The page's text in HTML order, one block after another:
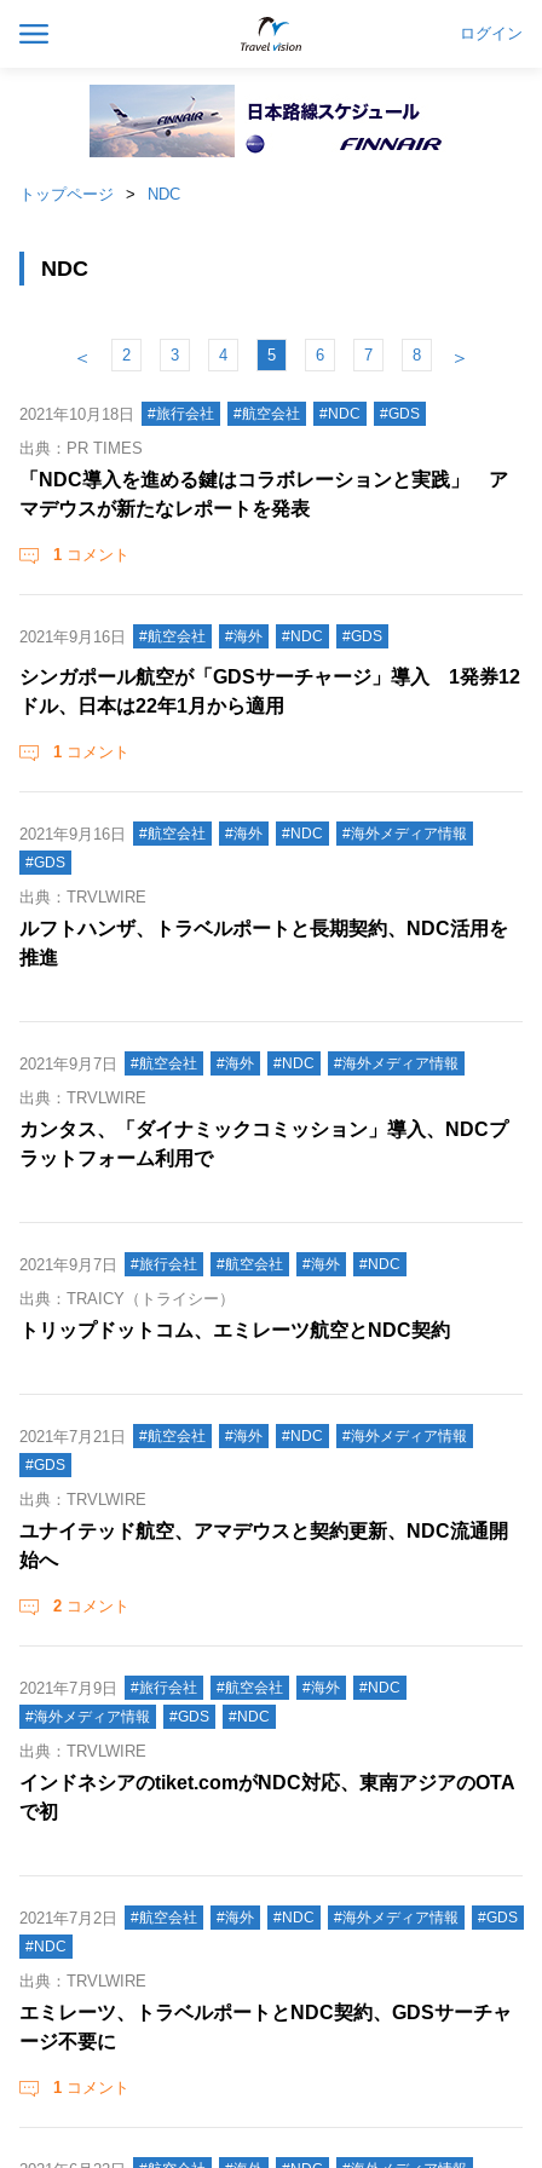
ログイン
トップページ NDC
NDC
＜ 2 3 4 5 6 7 8 ＞
2021年10月18日 #旅行会社 #航空会社 #NDC #GDS
出典：PR TIMES
「NDC導入を進める鍵はコラボレーションと実践」 ア
マデウスが新たなレポートを発表
1 コメント
2021年9月16日 #航空会社 #海外 #NDC #GDS
シンガポール航空が「GDSサーチャージ」導入 1発券12
ドル、日本は22年1月から適用
1 コメント
2021年9月16日 #航空会社 #海外 #NDC
#海外メディア情報
#GDS
出典：TRVLWIRE
ルフトハンザ、トラベルポートと長期契約、NDC活用を
推進
2021年9月7日 #航空会社 #海外 #NDC #海外メディア情報
出典：TRVLWIRE
カンタス、「ダイナミックコミッション」導入、NDCプ
ラットフォーム利用で
2021年9月7日 #旅行会社 #航空会社 #海外 #NDC
出典：TRAICY（トライシー）
トリップドットコム、エミレーツ航空とNDC契約
2021年7月21日 #航空会社 #海外 #NDC
#海外メディア情報
#GDS
出典：TRVLWIRE
ユナイテッド航空、アマデウスと契約更新、NDC流通開
始へ
2 コメント
2021年7月9日 #旅行会社 #航空会社 #海外
#NDC
#海外メディア情報
#GDS #NDC
出典：TRVLWIRE
インドネシアのtiket.comがNDC対応、東南アジアのOTA
で初
2021年7月2日 #航空会社 #海外 #NDC #海外メディア情報
#GDS
#NDC
出典：TRVLWIRE
エミレーツ、トラベルポートとNDC契約、GDSサーチャ
ージ不要に
1 コメント